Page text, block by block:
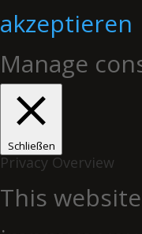
akzeptieren
Manage
Schließen
Privacy Overview
This